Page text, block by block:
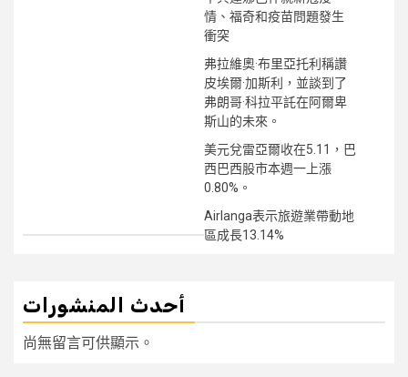
情、福奇和疫苗問題發生
衝突
弗拉維奧·布里亞托利稱讚
皮埃爾·加斯利，並談到了
弗朗哥·科拉平託在阿爾卑
斯山的未來。
美元兌雷亞爾收在5.11，巴
西巴西股市本週一上漲
0.80%。
Airlanga表示旅遊業帶動地
區成長13.14%
أحدث المنشورات
尚無留言可供顯示。